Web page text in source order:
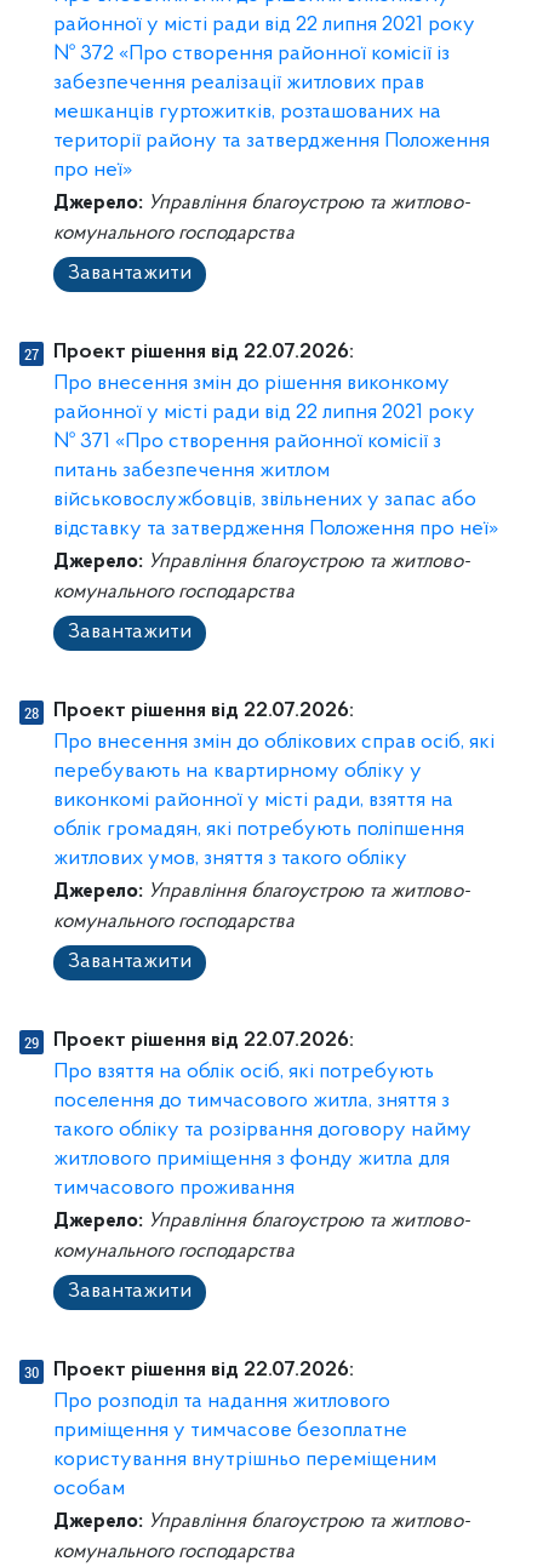
районної у місті ради від 22 липня 2021 року
№ 372 «Про створення районної комісії із
забезпечення реалізації житлових прав
мешканців гуртожитків, розташованих на
території району та затвердження Положення
про неї»
Джерело: Управління благоустрою та житлово-
комунального господарства
Завантажити
Проект рішення від 22.07.2026:
Про внесення змін до рішення виконкому
районної у місті ради від 22 липня 2021 року
№ 371 «Про створення районної комісії з
питань забезпечення житлом
військовослужбовців, звільнених у запас або
відставку та затвердження Положення про неї»
Джерело: Управління благоустрою та житлово-
комунального господарства
Завантажити
Проект рішення від 22.07.2026:
Про внесення змін до облікових справ осіб, які
перебувають на квартирному обліку у
виконкомі районної у місті ради, взяття на
облік громадян, які потребують поліпшення
житлових умов, зняття з такого обліку
Джерело: Управління благоустрою та житлово-
комунального господарства
Завантажити
Проект рішення від 22.07.2026:
Про взяття на облік осіб, які потребують
поселення до тимчасового житла, зняття з
такого обліку та розірвання договору найму
житлового приміщення з фонду житла для
тимчасового проживання
Джерело: Управління благоустрою та житлово-
комунального господарства
Завантажити
Проект рішення від 22.07.2026:
Про розподіл та надання житлового
приміщення у тимчасове безоплатне
користування внутрішньо переміщеним
особам
Джерело: Управління благоустрою та житлово-
комунального господарства